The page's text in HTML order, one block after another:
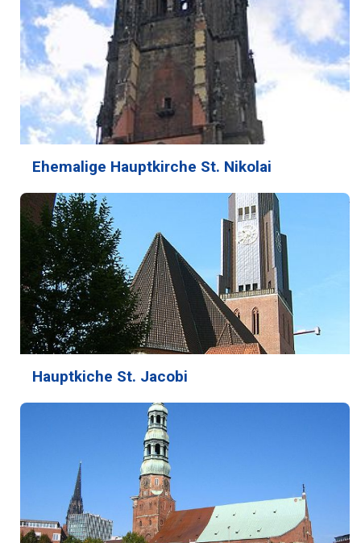
Ehemalige Hauptkirche St. Nikolai
Hauptkiche St. Jacobi